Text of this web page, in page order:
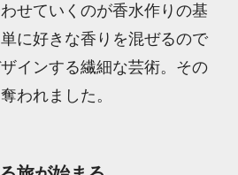
せていくのが香水作りの基
に好きな香りを混ぜるので
インする繊細な芸術。その
われました。